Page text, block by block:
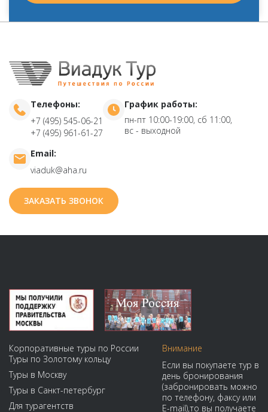
Телефоны:
+7 (495) 545-06-21
+7 (495) 961-61-27
График работы:
пн-пт 10:00-19:00, сб 11:00,
вс - выходной
Email:
viaduk@aha.ru
ЗАКАЗАТЬ ЗВОНОК
Корпоративные туры по России
Туры по Золотому кольцу
Туры в Москву
Туры в Санкт-петербург
Для турагентств
Внимание
Если вы покупаете тур в
день бронирования
(забронировать можно
по телефону, факсу или
E-mail),то вы получаете